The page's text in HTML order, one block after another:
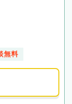
無料